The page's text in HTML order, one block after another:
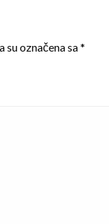
su označena sa*